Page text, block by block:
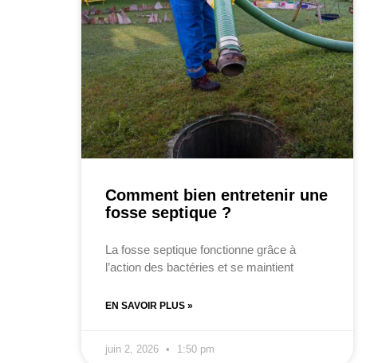
Comment bien entretenir une
fosse septique ?
La fosse septique fonctionne grâce à
l’action des bactéries et se maintient
EN SAVOIR PLUS »
juin 2, 2026 1:50 pm